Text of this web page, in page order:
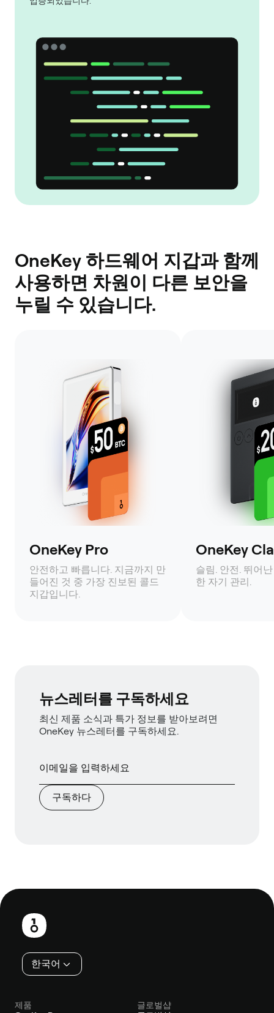
OneKey 하드웨어 지갑과 함께
사용하면 차원이 다른 보안을
누릴 수 있습니다.
OneKey Pro
안전하고 빠릅니다. 지금까지 만
들어진 것 중 가장 진보된 콜드
지갑입니다.
OneKey
슬림. 안전. 뛰어
한 자기 관리.
뉴스레터를 구독하세요
최신 제품 소식과 특가 정보를 받아보려면
OneKey 뉴스레터를 구독하세요.
구독하다
보
한국어
제품
글로벌샵